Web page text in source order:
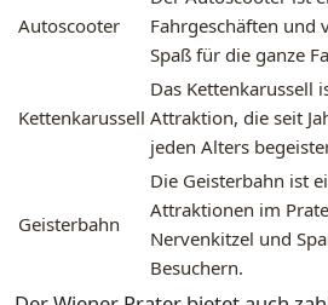
Autoscooter
Fahrgeschäften und
Spaß für die ganze
Kettenkarussell
Das Kettenkarussell
Attraktion, die seit
jeden Alters
Geisterbahn
Die Geisterbahn ist
Attraktionen im
Nervenkitzel und
Besuchern.